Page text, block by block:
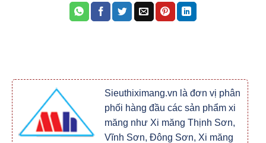
Sieuthiximang.vn là đơn vị phân
phối hàng đầu các sản phẩm xi
măng như Xi măng Thịnh Sơn,
Vĩnh Sơn, Đông Sơn, Xi măng